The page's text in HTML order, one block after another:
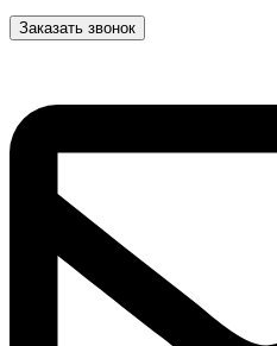
Заказать звонок